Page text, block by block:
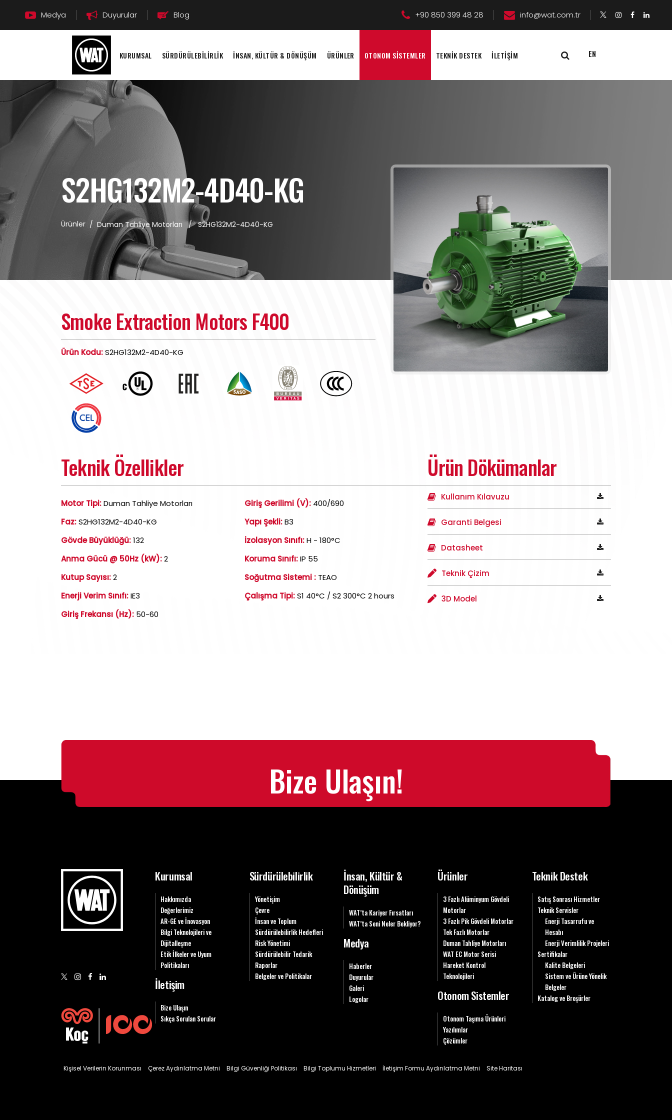
Medya Duyurular Blog +90 850 399 48 28 info@wat.com.tr
KURUMSAL SÜRDÜRÜLEBİLİRLİK İNSAN, KÜLTÜR & DÖNÜŞÜM ÜRÜNLER OTONOM SİSTEMLER TEKNİK DESTEK İLETİŞİM EN
S2HG132M2-4D40-KG
Ürünler / Duman Tahliye Motorları / S2HG132M2-4D40-KG
Smoke Extraction Motors F400
Ürün Kodu:S2HG132M2-4D40-KG
Teknik Özellikler
Motor Tipi:Duman Tahliye Motorları
Faz:S2HG132M2-4D40-KG
Gövde Büyüklüğü:132
Anma Gücü @ 50Hz (kW):2
Kutup Sayısı:2
Enerji Verim Sınıfı:IE3
Giriş Frekansı (Hz): 50-60
Giriş Gerilimi (V):400/690
Yapı Şekli:B3
İzolasyon Sınıfı:H - 180°C
Koruma Sınıfı:IP 55
Soğutma Sistemi :TEAO
Çalışma Tipi:S1 40°C / S2 300°C 2 hours
Ürün Dökümanlar
Kullanım Kılavuzu
Garanti Belgesi
Datasheet
Teknik Çizim
3D Model
Bize Ulaşın!
Kurumsal
Hakkımızda
Değerlerimiz
AR-GE ve İnovasyon
Bilgi Teknolojileri ve
Dijitalleşme
Etik İlkeler ve Uyum
Politikaları
İletişim
Bize Ulaşın
Sıkça Sorulan Sorular
Sürdürülebilirlik
Yönetişim
Çevre
İnsan ve Toplum
Sürdürülebilirlik Hedefleri
Risk Yönetimi
Sürdürülebilir Tedarik
Raporlar
Belgeler ve Politikalar
İnsan, Kültür &
Dönüşüm
WAT’ta Kariyer Fırsatları
WAT’ta Seni Neler Bekliyor?
Medya
Haberler
Duyurular
Galeri
Logolar
Ürünler
3 Fazlı Alüminyum Gövdeli
Motorlar
3 Fazlı Pik Gövdeli Motorlar
Tek Fazlı Motorlar
Duman Tahliye Motorları
WAT EC Motor Serisi
Hareket Kontrol
Teknolojileri
Otonom Sistemler
Otonom Taşıma Ürünleri
Yazılımlar
Çözümler
Teknik Destek
Satış Sonrası Hizmetler
Teknik Servisler
Enerji Tasarrufu ve
Hesabı
Enerji Verimlilik Projeleri
Sertifikalar
Kalite Belgeleri
Sistem ve Ürüne Yönelik
Belgeler
Katalog ve Broşürler
Kişisel Verilerin Korunması Çerez Aydınlatma Metni Bilgi Güvenliği Politikası Bilgi Toplumu Hizmetleri İletişim Formu Aydınlatma Metni Site Haritası